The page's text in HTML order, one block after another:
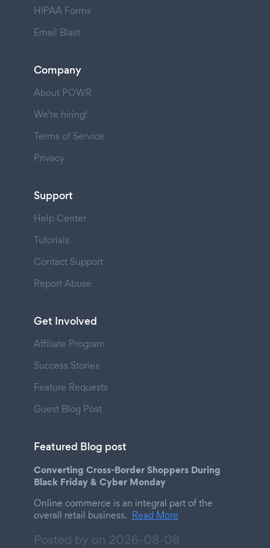
HIPAA Forms
Email Blast
Company
About POWR
We're hiring!
Terms of Service
Privacy
Support
Help Center
Tutorials
Contact Support
Report Abuse
Get Involved
Affiliate Program
Success Stories
Feature Requests
Guest Blog Post
Featured Blog post
Converting Cross-Border Shoppers During
Black Friday & Cyber Monday
Online commerce is an integral part of the
overall retail business. Read More
Posted by on 2026-08-08